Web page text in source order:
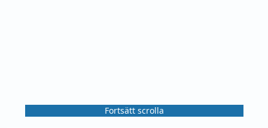
Fortsätt scrolla